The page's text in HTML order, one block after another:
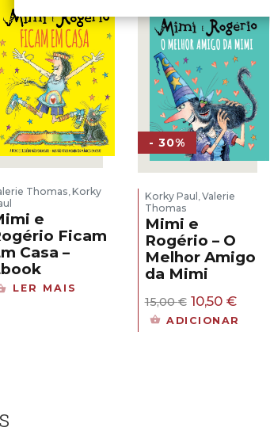
Thomas,Korky
e
Ficam
Casa –
LER MAIS
- 30%
Korky Paul Valerie
Thomas
Mimi e
Rogério – O
Melhor Amigo
da Mimi
15,00€ O
preço
10,50 €O
preço
ADICIONAR